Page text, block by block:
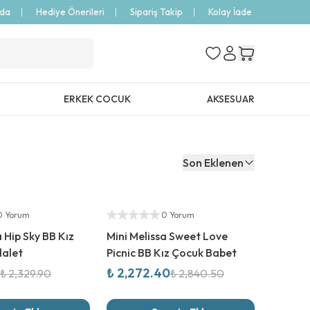
Hediye Önerileri Sipariş Takip Kolay İade
ERKEK COCUK AKSESUAR
Son Eklenen
Yorum
Sky BB Kız
₺ 2,329.90
Yetkili Satıcı
0 Yorum
Mini Melissa Sweet Love
Picnic BB Kız Çocuk Babet
₺ 2,272.40₺ 2,840.50